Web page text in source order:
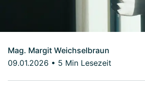
Mag. Margit Weichselbraun
09.01.2026 • 5 Min Lesezeit